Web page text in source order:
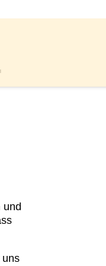
und
uns